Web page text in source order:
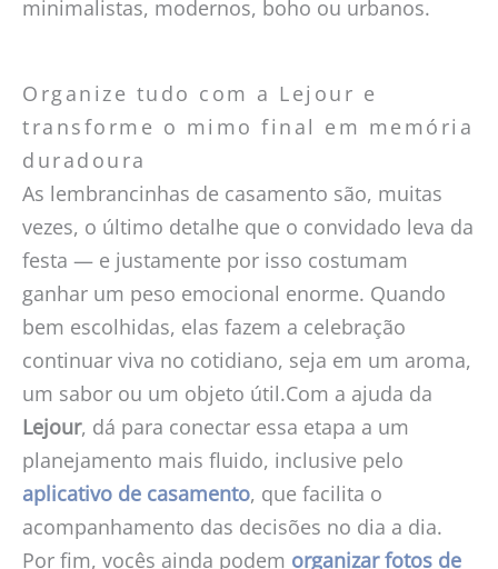
minimalistas, modernos, boho ou urbanos.
Organize tudo com a Lejour e
transforme o mimo final em memória
duradoura
As lembrancinhas de casamento são, muitas
vezes, o último detalhe que o convidado leva da
festa — e justamente por isso costumam
ganhar um peso emocional enorme. Quando
bem escolhidas, elas fazem a celebração
continuar viva no cotidiano, seja em um aroma,
um sabor ou um objeto útil.Com a ajuda da
Lejour, dá para conectar essa etapa a um
planejamento mais fluido, inclusive pelo
aplicativo de casamento, que facilita o
acompanhamento das decisões no dia a dia.
Por fim, vocês ainda podem organizar fotos de